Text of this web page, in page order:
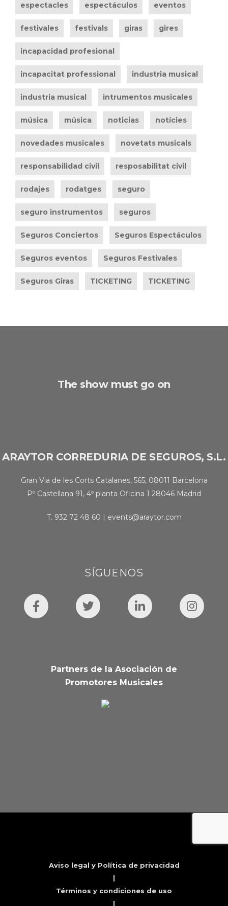
espectacles espectáculos eventos
festivales festivals giras gires
incapacidad profesional
incapacitat professional industria musical
industria musical intrumentos musicales
música música noticias notícies
novedades musicales novetats musicals
responsabilidad civil resposabilitat civil
rodajes rodatges seguro
seguro instrumentos seguros
Seguros Conciertos Seguros Espectáculos
Seguros eventos Seguros Festivales
Seguros Giras TICKETING TICKETING
The show must go on
ARAYTOR CORREDURIA DE SEGUROS, S.L.
Gran Via de les Corts Catalanes, 565, 08011 Barcelona
Pº Castellana 91, 4º planta Oficina 1 28046 Madrid
T. 932 72 48 60 | events@araytor.com
SÍGUENOS
Partners de la Asociación de
Promotores Musicales
Aviso legal y Política de privacidad
|
Términos y condiciones de uso
|